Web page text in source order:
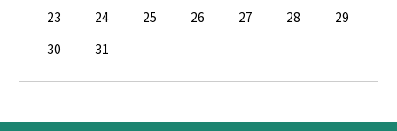
23
24 25 26 27 28
29
30
31